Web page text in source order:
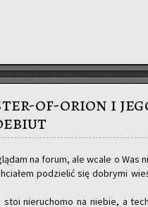
of-orion i
na forum, ale wcale o Was
po­dzie­lić się do­bry­mi
nie­ru­cho­mo na nie­bie, a